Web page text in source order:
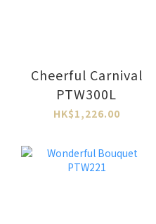
Cheerful Carnival
PTW300L
HK$1,226.00